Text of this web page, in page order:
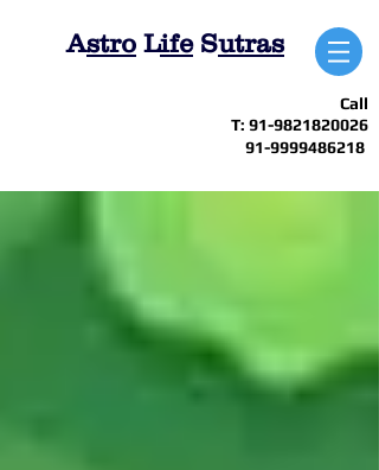
Astro LifeSutras
Call
T: 91-9821820026
91-9999486218